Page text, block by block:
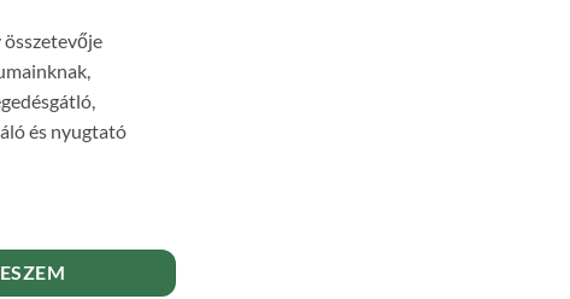
összetevője
és nyugtató
Fürdősó mennyiség